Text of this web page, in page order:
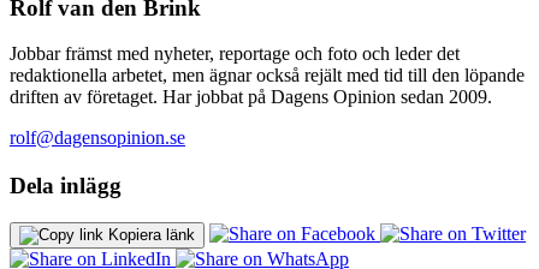
Rolf van den Brink
Jobbar främst med nyheter, reportage och foto och leder det
redaktionella arbetet, men ägnar också rejält med tid till den löpande
driften av företaget. Har jobbat på Dagens Opinion sedan 2009.
rolf@dagensopinion.se
Dela inlägg
Kopiera länk